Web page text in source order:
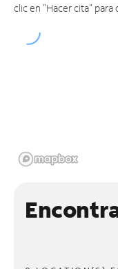
clic en "Hacer cita" para